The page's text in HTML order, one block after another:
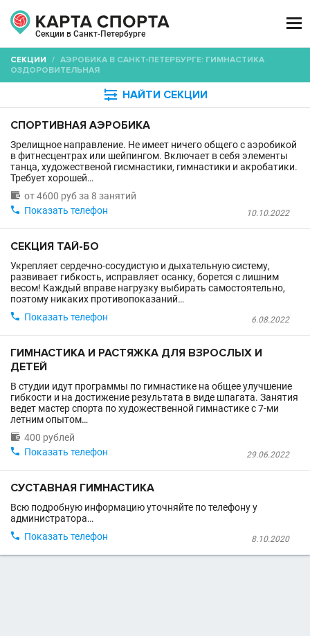
Секции в Санкт-Петербурге

СЕКЦИИ / АЭРОБИКА В САНКТ-ПЕТЕРБУРГЕ: ГИМНАСТИКА
ОЗДОРОВИТЕЛЬНАЯ
 НАЙТИ СЕКЦИИ
СПОРТИВНАЯ АЭРОБИКА
Зрелищное направление. Не имеет ничего общего с аэробикой
в фитнесцентрах или шейпингом. Включает в себя элементы
танца, художественой гисмнастики, гимнастики и акробатики.
Требует хорошей…
 от 4600 руб за 8 занятий
10.10.2022
 Показать телефон
СЕКЦИЯ ТАЙ-БО
Укрепляет сердечно-сосудистую и дыхательную систему,
развивает гибкость, исправляет осанку, борется с лишним
весом! Каждый вправе нагрузку выбирать самостоятельно,
поэтому никаких противопоказаний…
6.08.2022
 Показать телефон
ГИМНАСТИКА И РАСТЯЖКА ДЛЯ ВЗРОСЛЫХ И
ДЕТЕЙ
В студии идут программы по гимнастике на общее улучшение
гибкости и на достижение результата в виде шпагата. Занятия
ведет мастер спорта по художественной гимнастике с 7-ми
летним опытом…
 400 рублей
29.06.2022
 Показать телефон
СУСТАВНАЯ ГИМНАСТИКА
Всю подробную информацию уточняйте по телефону у
администратора…
8.10.2020
 Показать телефон